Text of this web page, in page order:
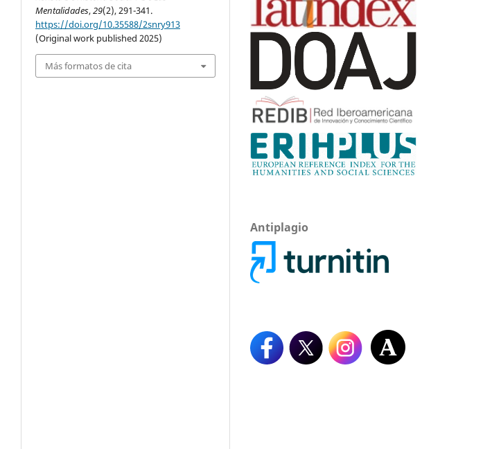
Mentalidades,29(2), 291-341.
https://doi.org/10.35588/2snry913
(Original work published 2025)
Más formatos de cita
Antiplagio